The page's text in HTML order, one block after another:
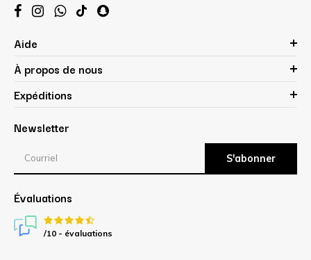
Aide
À propos de nous
Expéditions
Newsletter
S'abonner
Évaluations
/10 - évaluations